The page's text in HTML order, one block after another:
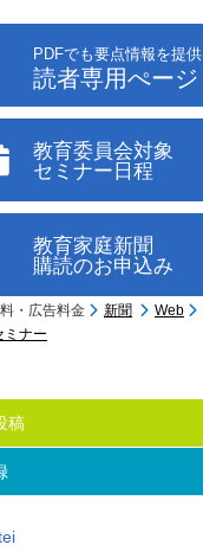
PDFでも要点情報を提供
読者専用ぺージ
教育委員会対象
セミナー日程
教育家庭新聞
購読のお申込み
・広告料金 新聞 Web
ミナー
稿